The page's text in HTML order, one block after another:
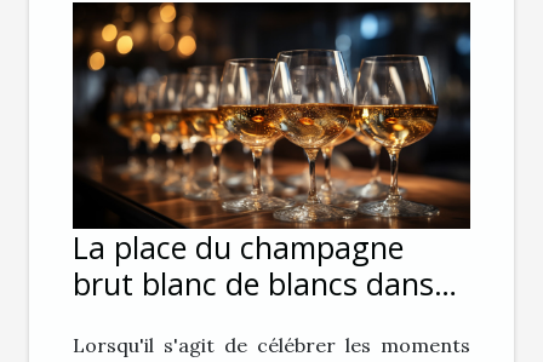
La place du champagne
brut blanc de blancs dans
Lorsqu'il s'agit de célébrer les moments